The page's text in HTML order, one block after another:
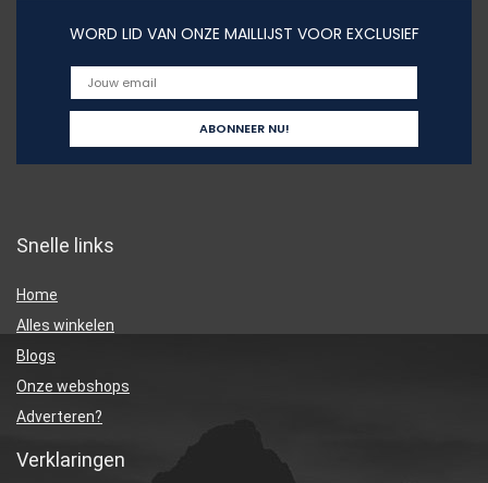
WORD LID VAN ONZE MAILLIJST VOOR EXCLUSIEF
Snelle links
Home
Alles winkelen
Blogs
Onze webshops
Adverteren?
Verklaringen